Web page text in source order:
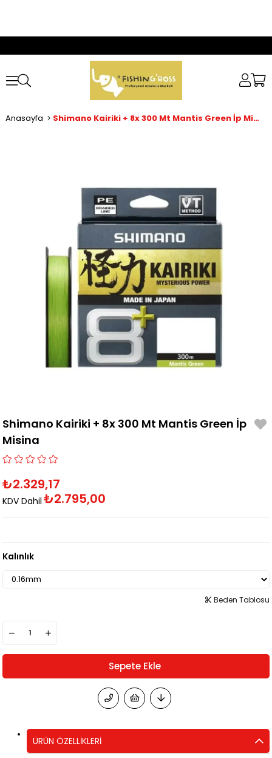
Anasayfa Shimano Kairiki + 8x 300 Mt Mantis Green İp Misina
Shimano Kairiki + 8x 300 Mt Mantis Green İp
Misina
₺2.329,17
KDV Dahil ₺2.795,00
Kalınlık
Beden Tablosu
ÜRÜN ÖZELLIKLERI